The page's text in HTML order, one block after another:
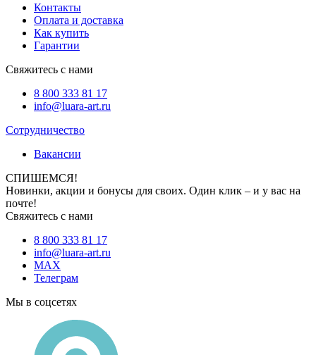
Контакты
Оплата и доставка
Как купить
Гарантии
Свяжитесь с нами
8 800 333 81 17
info@luara-art.ru
Сотрудничество
Вакансии
СПИШЕМСЯ!
Новинки, акции и бонусы для своих. Один клик – и у вас на
почте!
Свяжитесь с нами
8 800 333 81 17
info@luara-art.ru
MAX
Телеграм
Мы в соцсетях